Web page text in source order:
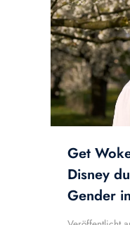
Get
Disney
Gender